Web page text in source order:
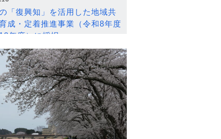
「復興知」を活用した地域共
成・定着推進事業（令和8年度
年度）に採択